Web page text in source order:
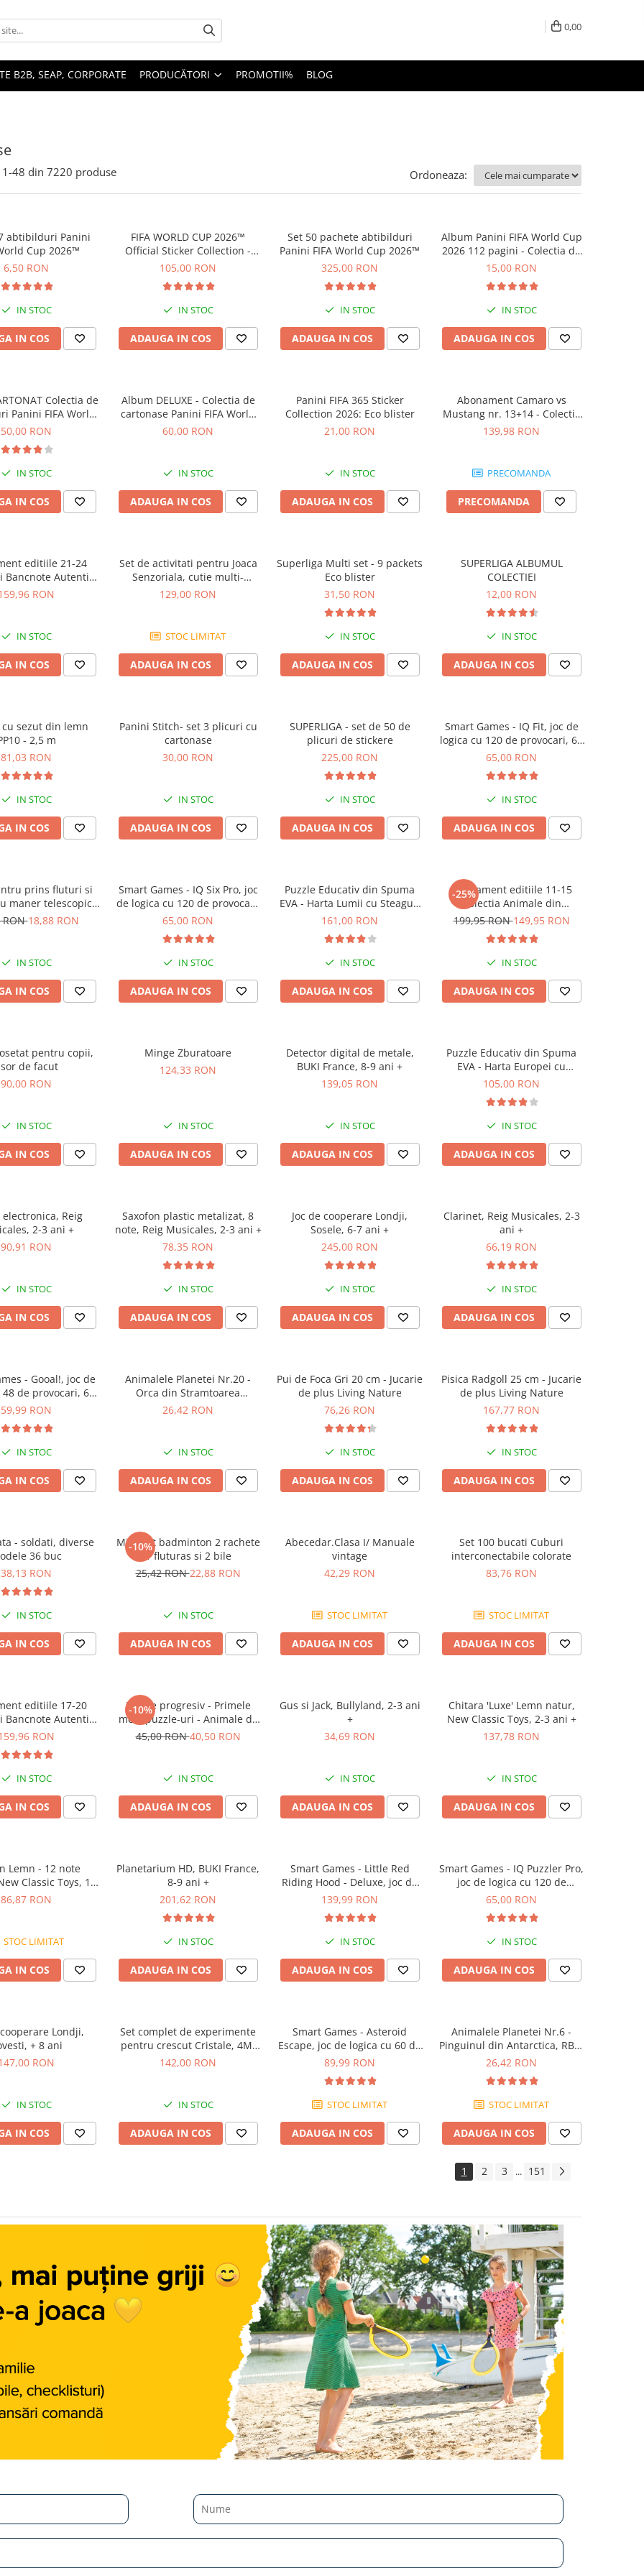
0,00
B2B, SEAP, CORPORATE PRODUCĂTORI PROMOTII% BLOG
1-48 din 7220 produse Ordoneaza:
abtibilduri Panini
Cup 2026™
6,50 RON
IN STOC
IN COS
FIFA WORLD CUP 2026™
Official Sticker Collection -
Update Set
105,00 RON
IN STOC
ADAUGA IN COS
Set 50 pachete abtibilduri
Panini FIFA World Cup 2026™
325,00 RON
IN STOC
ADAUGA IN COS
Album Panini FIFA World Cup
2026 112 pagini - Colectia de
abtibilduri
15,00 RON
IN STOC
ADAUGA IN COS
Colectia de
Panini FIFA World
Cup 2026
50,00 RON
IN STOC
IN COS
Album DELUXE - Colectia de
cartonase Panini FIFA World
Cup Adrenalyn XL 2026
60,00 RON
IN STOC
ADAUGA IN COS
Panini FIFA 365 Sticker
Collection 2026: Eco blister
21,00 RON
IN STOC
ADAUGA IN COS
Abonament Camaro vs
Mustang nr. 13+14 - Colectie
Construibila 1:18
139,98 RON
PRECOMANDA
PRECOMANDA
editiile 21-24
Bancnote Autentice
toata lumea
RON
IN STOC
IN COS
Set de activitati pentru Joaca
Senzoriala, cutie multi-
senzoriala
129,00 RON
STOC LIMITAT
ADAUGA IN COS
Superliga Multi set - 9 packets
Eco blister
31,50 RON
IN STOC
ADAUGA IN COS
SUPERLIGA ALBUMUL
COLECTIEI
12,00 RON
IN STOC
ADAUGA IN COS
cu sezut din lemn
- 2,5 m
81,03 RON
IN STOC
IN COS
Panini Stitch- set 3 plicuri cu
cartonase
30,00 RON
IN STOC
ADAUGA IN COS
SUPERLIGA - set de 50 de
plicuri de stickere
225,00 RON
IN STOC
ADAUGA IN COS
Smart Games - IQ Fit, joc de
logica cu 120 de provocari, 6+
ani
65,00 RON
IN STOC
ADAUGA IN COS
prins fluturi si
maner telescopic,
+6 ani
RON18,88 RON
IN STOC
IN COS
Smart Games - IQ Six Pro, joc
de logica cu 120 de provocari,
8+ ani
65,00 RON
IN STOC
ADAUGA IN COS
Puzzle Educativ din Spuma
EVA - Harta Lumii cu Steaguri
si Capitale, Imagimake, 5 ani+
161,00 RON
IN STOC
ADAUGA IN COS
-25%
Abonament editiile 11-15
Colectia Animale din
salbaticie
199,95 RON149,95 RON
IN STOC
ADAUGA IN COS
pentru copii,
de facut
90,00 RON
IN STOC
IN COS
Minge Zburatoare
124,33 RON
IN STOC
ADAUGA IN COS
Detector digital de metale,
BUKI France, 8-9 ani +
139,05 RON
IN STOC
ADAUGA IN COS
Puzzle Educativ din Spuma
EVA - Harta Europei cu
Steaguri si Capitale,
105,00 RON
IN STOC
ADAUGA IN COS
electronica, Reig
2-3 ani +
90,91 RON
IN STOC
IN COS
Saxofon plastic metalizat, 8
note, Reig Musicales, 2-3 ani +
78,35 RON
IN STOC
ADAUGA IN COS
Joc de cooperare Londji,
Sosele, 6-7 ani +
245,00 RON
IN STOC
ADAUGA IN COS
Clarinet, Reig Musicales, 2-3
ani +
66,19 RON
IN STOC
ADAUGA IN COS
- Gooal!, joc de
de provocari, 6+
ani
59,99 RON
IN STOC
IN COS
Animalele Planetei Nr.20 -
Orca din Stramtoarea
Gibraltar
26,42 RON
IN STOC
ADAUGA IN COS
Pui de Foca Gri 20 cm - Jucarie
de plus Living Nature
76,26 RON
IN STOC
ADAUGA IN COS
Pisica Radgoll 25 cm - Jucarie
de plus Living Nature
167,77 RON
IN STOC
ADAUGA IN COS
- soldati, diverse
36 buc
38,13 RON
IN STOC
IN COS
-10%
Mini Set badminton 2 rachete
1 fluturas si 2 bile
25,42 RON22,88 RON
IN STOC
ADAUGA IN COS
Abecedar.Clasa I/ Manuale
vintage
42,29 RON
STOC LIMITAT
ADAUGA IN COS
Set 100 bucati Cuburi
interconectabile colorate
83,76 RON
STOC LIMITAT
ADAUGA IN COS
editiile 17-20
Bancnote Autentice
toata lumea
RON
IN STOC
IN COS
-10%
Puzzle progresiv - Primele
mele puzzle-uri - Animale de
fermă, 21 piese, 2 ani+, Apli
45,00 RON40,50 RON
IN STOC
ADAUGA IN COS
Gus si Jack, Bullyland, 2-3 ani
+
34,69 RON
IN STOC
ADAUGA IN COS
Chitara 'Luxe' Lemn natur,
New Classic Toys, 2-3 ani +
137,78 RON
IN STOC
ADAUGA IN COS
Lemn - 12 note
Classic Toys, 1-2
ani +
86,87 RON
STOC LIMITAT
IN COS
Planetarium HD, BUKI France,
8-9 ani +
201,62 RON
IN STOC
ADAUGA IN COS
Smart Games - Little Red
Riding Hood - Deluxe, joc de
logica cu 48 de provocari, 4+
139,99 RON
IN STOC
ADAUGA IN COS
Smart Games - IQ Puzzler Pro,
joc de logica cu 120 de
provocari, 6+ ani
65,00 RON
IN STOC
ADAUGA IN COS
Londji,
+ 8 ani
RON
IN STOC
IN COS
Set complet de experimente
pentru crescut Cristale, 4M,
+10 ani
142,00 RON
IN STOC
ADAUGA IN COS
Smart Games - Asteroid
Escape, joc de logica cu 60 de
provocari, 8+ ani
89,99 RON
STOC LIMITAT
ADAUGA IN COS
Animalele Planetei Nr.6 -
Pinguinul din Antarctica, RBA,
18 luni+
26,42 RON
STOC LIMITAT
ADAUGA IN COS
1 2 3 ... 151